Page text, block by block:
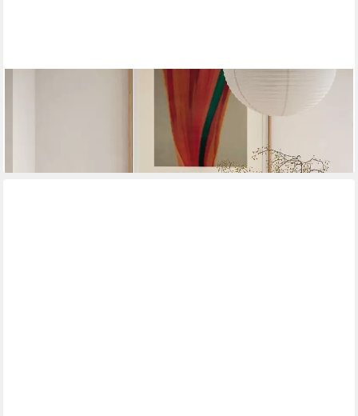
Esszimmerstuhl Elvo (1 St), Dezente Retro-Anmutung, robuste
Ausführung, wohnlicher Ausdruck